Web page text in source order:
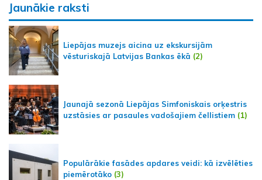
Jaunākie raksti
Liepājas muzejs aicina uz ekskursijām
vēsturiskajā Latvijas Bankas ēkā (2)
Jaunajā sezonā Liepājas Simfoniskais orķestris
uzstāsies ar pasaules vadošajiem čellistiem (1)
Populārākie fasādes apdares veidi: kā izvēlēties
piemērotāko (3)